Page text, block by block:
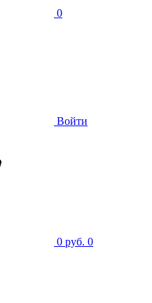
0
Войти
0 руб. 0